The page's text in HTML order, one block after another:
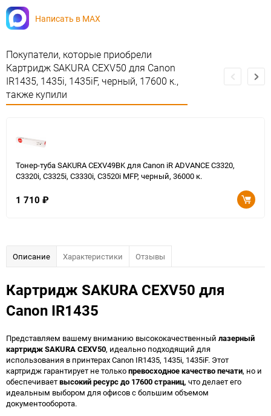
Написать в MAX
Покупатели, которые приобрели
Картридж SAKURA CEXV50 для Canon
IR1435, 1435i, 1435iF, черный, 17600 к.,
также купили
Тонер-туба SAKURA CEXV49BK для Canon iR ADVANCE C3320,
C3320i, C3325i, C3330i, C3520i MFP, черный, 36000 к.
1 710 ₽
Описание Характеристики Отзывы
Картридж SAKURA CEXV50 для
Canon IR1435
Представляем вашему вниманию высококачественный лазерный
картридж SAKURA CEXV50, идеально подходящий для
использования в принтерах Canon IR1435, 1435i, 1435iF. Этот
картридж гарантирует не толькопревосходное качество печати, но и
обеспечиваетвысокий ресурс до 17600 страниц, что делает его
идеальным выбором для офисов с большим объемом
документооборота.